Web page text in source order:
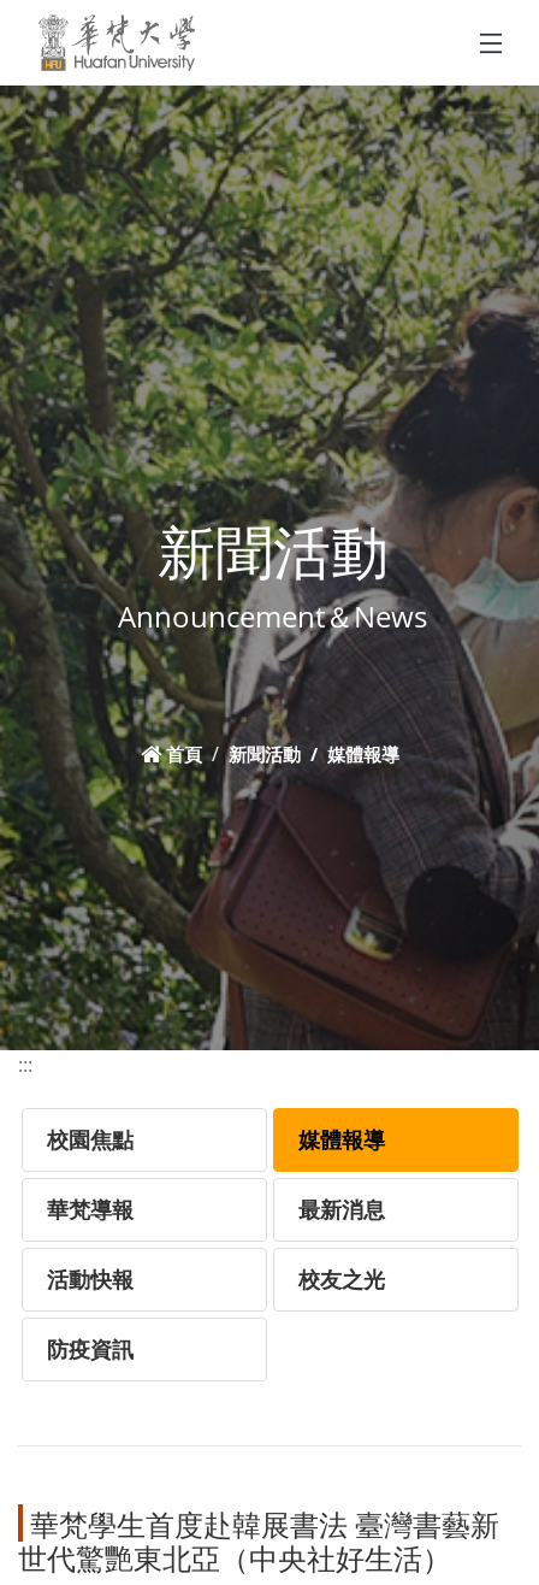
跳到頁面主要內容區
新聞活動
Announcement＆News
首頁 新聞活動 媒體報導
:::
校園焦點 媒體報導
華梵導報 最新消息
活動快報 校友之光
防疫資訊
華梵學生首度赴韓展書法 臺灣書藝新
世代驚艷東北亞（中央社好生活）